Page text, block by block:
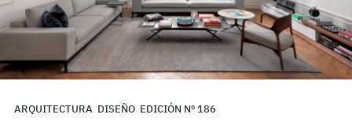
ARQUITECTURA DISEÑO EDICIÓN Nº 186